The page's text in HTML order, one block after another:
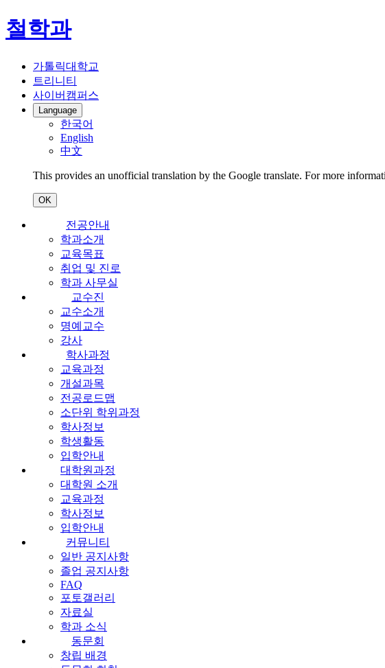
철학과
가톨릭대학교
트리니티
사이버캠퍼스
Language
한국어
English
中文
This provides an unofficial translation by the Google translate. For more
OK
전공안내
학과소개
교육목표
취업 및 진로
학과 사무실
교수진
교수소개
명예교수
강사
학사과정
교육과정
개설과목
전공로드맵
소단위 학위과정
학사정보
학생활동
입학안내
대학원과정
대학원 소개
교육과정
학사정보
입학안내
커뮤니티
일반 공지사항
졸업 공지사항
FAQ
포토갤러리
자료실
학과 소식
동문회
창립 배경